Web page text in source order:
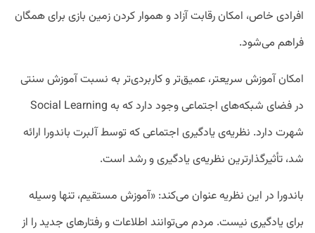
افرادی خاص، امکان رقابت آزاد و هموار کردن زمین بازی برای همگان
فراهم می‌شود.
امکان آموزش سریعتر، عمیق‌تر و کاربردی‌تر به نسبت آموزش سنتی
در فضای شبکه‌های اجتماعی وجود دارد که به Social Learning
شهرت دارد. نظریه‌ی یادگیری اجتماعی که توسط آلبرت باندورا ارائه
شد، تأثیرگذارترین نظریه‌ی یادگیری و رشد است.
باندورا در این نظریه عنوان می‌کند: «آموزش مستقیم، تنها وسیله
برای یادگیری نیست. مردم می‌توانند اطلاعات و رفتارهای جدید را از